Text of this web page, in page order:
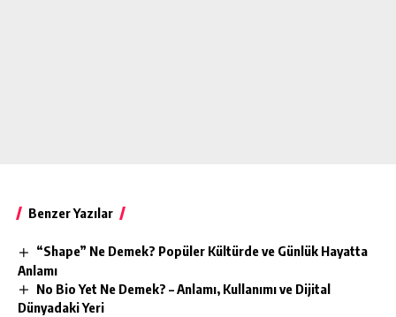
Benzer Yazılar
“Shape” Ne Demek? Popüler Kültürde ve Günlük Hayatta
Anlamı
No Bio Yet Ne Demek? – Anlamı, Kullanımı ve Dijital
Dünyadaki Yeri